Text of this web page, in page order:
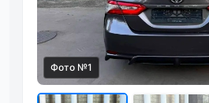
Фото №1